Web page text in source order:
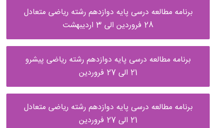
برنامه مطالعه درسی پایه دوازدهم رشته ریاضی متعادل
28 فروردین الی 3 اردیبهشت
برنامه مطالعه درسی پایه دوازدهم رشته ریاضی پیشرو
21 الی 27 فروردین
برنامه مطالعه درسی پایه دوازدهم رشته ریاضی متعادل
21 الی 27 فروردین